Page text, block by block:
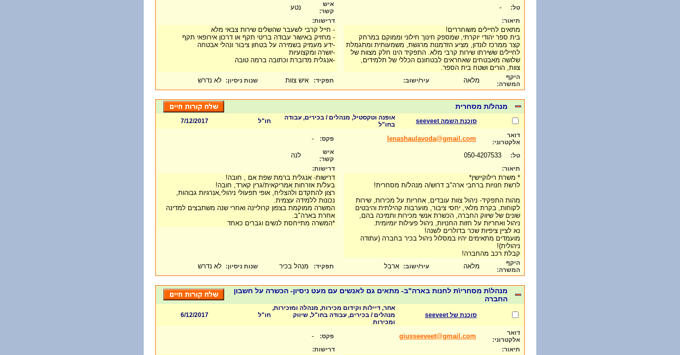
טל: -
איש
קשר:
נטע
תיאור:
מתאים לחיילים משוחררים!
בית ספר יהודי יוקרתי, שמספק חינוך חילוני וממוקם במרחק
קצר ממרכז לונדון, מציע הזדמנות מרגשת, משמעותית ומתגמלת
לחיילים ששירתו שירות קרבי מלא. התפקיד הינו חלק מצוות של
שלושה מאבטחים שאחראים לבטחונם הכללי של תלמידים,
צוות, הורים ושטח בית הספר.
דרישות:
- חייל קרבי לשעבר שהשלים שירות צבאי מלא
- מחזיק באישור עבודה בריטי תקף או דרכון אירופאי תקף
-ידע מעמיק בשמירה על בטחון ציבור ונהלי אבטחה
-יושרה ומקצועיות
-אנגלית מדוברת וכתובה ברמה טובה
היקף
המשרה:
מלאה עיר/ישוב: תפקיד: איש צוות שנות ניסיון: לא נדרש
מנהל/ת מסחרית
סוכנת השמה seeveet
אופנה וטקסטיל, מנהלים / בכירים, עבודה
בחו"ל
חו"ל
7/12/2017
דואר
אלקטרוני:
lenashaulavoda@gmail.com פקס: -
טל:
איש
קשר:
לנה
תיאור:
* משרת רילוקיישין*
לרשת חנויות ברחבי ארה"ב דרוש/ה מנהל/ת מסחרית!
מהות התפקיד- ניהול צוות עובדים, אחריות על מכירות, שירות
לקוחות, בקרת מלאי, יחסי ציבור, מוערבות קהילתית והיבטים
שונים של שיווק החברה, הכשרת אנשי מכירות ותמיכה בהם,
ניהול ואחריות על חזות החנויות, ניהול פעילות יומיומית.
נא לציין ציפיות שכר בדולרים לשנה!
מועמדים מתאימים יהיו במסלול ניהול בכיר בחברה (עתודה
ניהולית)!
קבלת רכב מהחברה!
דרישות:
דרישות- אנגלית ברמת שפת אם , חובה!
בעל/ת אזרחות אמריקאית/גרין קארד, חובה!
רצון להתקדם ולהצליח, אופי תפעולי ניהולי,אנרגיות גבוהות,
נכונות ללמידה עצמית.
המשרה ממוקמת בצפון קרוליינה ואחרי שנה משתבצים למדינה
אחרת בארה"ב.
*המשרה מתייחסת לנשים וגברים כאחד
היקף
המשרה:
מלאה עיר/ישוב: ארבל תפקיד: מנהל בכיר שנות ניסיון: לא נדרש
מנהל\ת מסחרי\ת לחנות בארה"ב- מתאים גם לאנשים עם מעט ניסיון- הכשרה על חשבון
החברה
סוכנת של seeveet
אחר, דיילות וקידום מכירות, מנהלה ומזכירות,
מנהלים / בכירים, עבודה בחו"ל, שיווק
ומכירות
חו"ל 6/12/2017
דואר
אלקטרוני:
giusseeveet@gmail.com פקס: -
תיאור: דרישות: